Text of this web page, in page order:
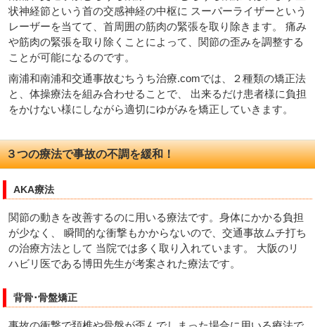
状神経節という首の交感神経の中枢に スーパーライザーという
レーザーを当てて、首周囲の筋肉の緊張を取り除きます。 痛み
や筋肉の緊張を取り除くことによって、関節の歪みを調整する
ことが可能になるのです。
南浦和南浦和交通事故むちうち治療.comでは、２種類の矯正法
と、体操療法を組み合わせることで、 出来るだけ患者様に負担
をかけない様にしながら適切にゆがみを矯正していきます。
３つの療法で事故の不調を緩和！
AKA療法
関節の動きを改善するのに用いる療法です。身体にかかる負担
が少なく、 瞬間的な衝撃もかからないので、交通事故ムチ打ち
の治療方法として 当院では多く取り入れています。 大阪のリ
ハビリ医である博田先生が考案された療法です。
背骨･骨盤矯正